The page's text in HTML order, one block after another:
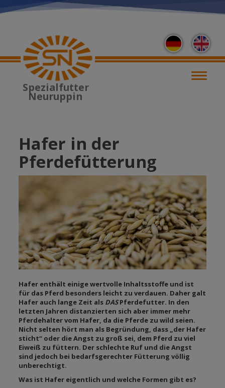
zum
Spezialfutter
Neuruppin
Hafer in der
Pferdefütterung
Hafer enthält einige wertvolle Inhaltsstoffe und ist
für das Pferd besonders leicht zu verdauen. Daher galt
Hafer auch lange Zeit als DASPferdefutter. In den
letzten Jahren distanzierten sich aber immer mehr
Pferdehalter vom Hafer, da die Pferde zu wild seien.
Nicht selten hört man als Begründung, dass „der Hafer
sticht“ oder die Angst zu groß sei, dem Pferd zu viel
Eiweiß zu füttern. Der schlechte Ruf und die Angst
sind jedoch bei bedarfsgerechter Fütterung völlig
unberechtigt.
Was ist Hafer eigentlich und welche Formen gibt es?